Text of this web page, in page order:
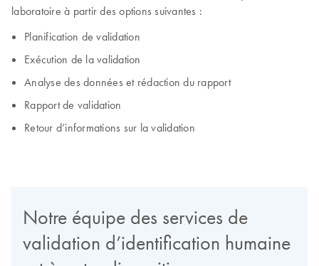
laboratoire à partir des options suivantes :
Planification de validation
Exécution de la validation
Analyse des données et rédaction du rapport
Rapport de validation
Retour d’informations sur la validation